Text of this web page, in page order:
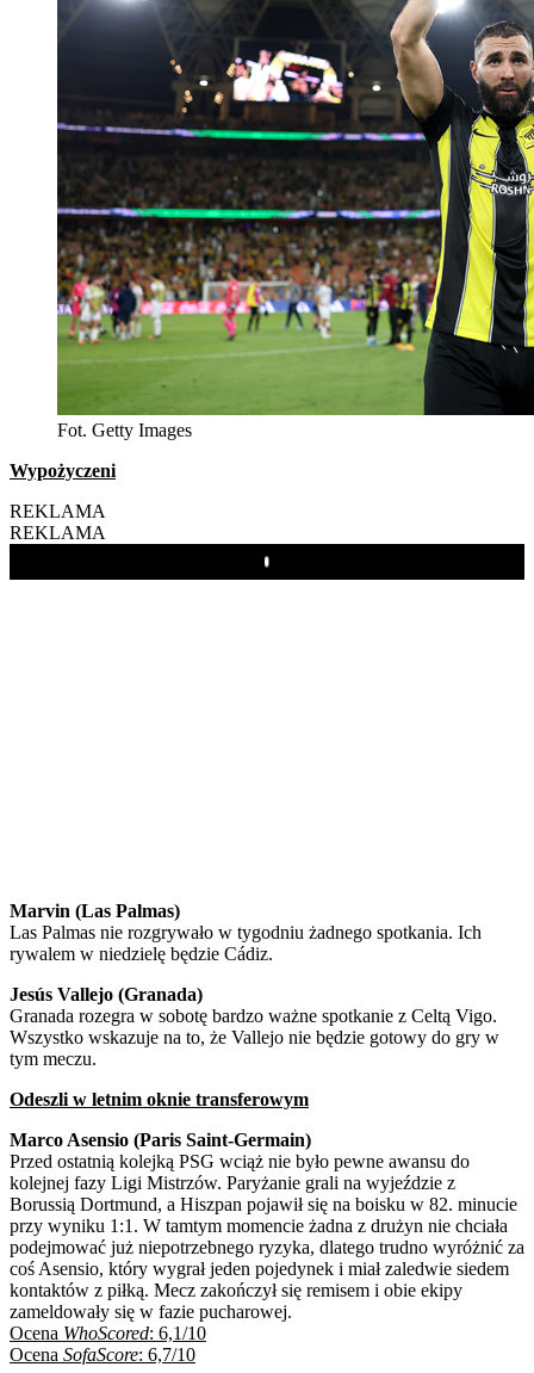
Fot. Getty Images
Wypożyczeni
REKLAMA
REKLAMA
Play
Marvin (Las Palmas)
Las Palmas nie rozgrywało w tygodniu żadnego spotkania. Ich
rywalem w niedzielę będzie Cádiz.
Jesús Vallejo (Granada)
Granada rozegra w sobotę bardzo ważne spotkanie z Celtą Vigo.
Wszystko wskazuje na to, że Vallejo nie będzie gotowy do gry w
tym meczu.
Odeszli w letnim oknie transferowym
Marco Asensio (Paris Saint-Germain)
Przed ostatnią kolejką PSG wciąż nie było pewne awansu do
kolejnej fazy Ligi Mistrzów. Paryżanie grali na wyjeździe z
Borussią Dortmund, a Hiszpan pojawił się na boisku w 82. minucie
przy wyniku 1:1. W tamtym momencie żadna z drużyn nie chciała
podejmować już niepotrzebnego ryzyka, dlatego trudno wyróżnić za
coś Asensio, który wygrał jeden pojedynek i miał zaledwie siedem
kontaktów z piłką. Mecz zakończył się remisem i obie ekipy
zameldowały się w fazie pucharowej.
Ocena WhoScored: 6,1/10
Ocena SofaScore: 6,7/10